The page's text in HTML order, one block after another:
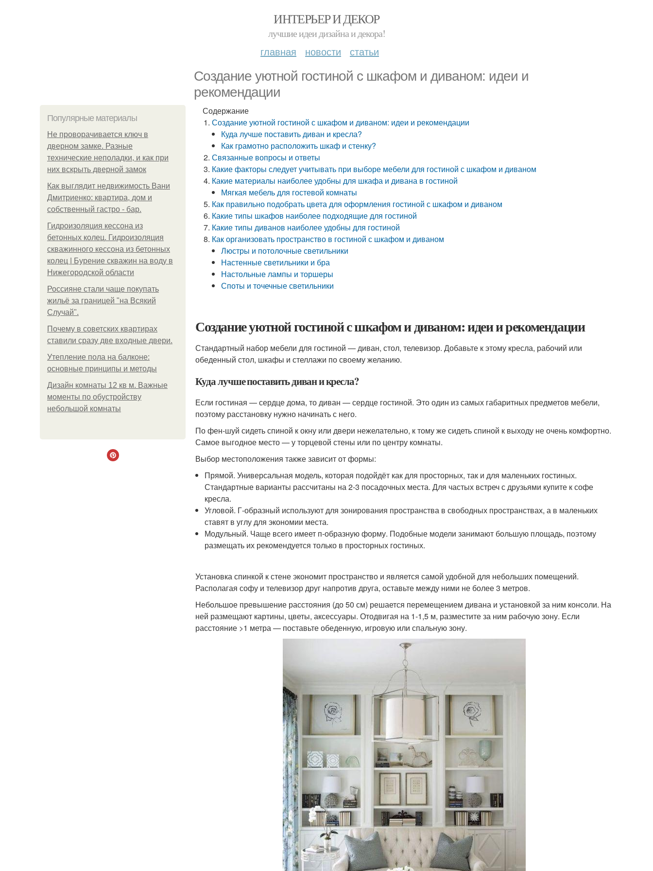
ИНТЕРЬЕР И ДЕКОР
лучшие идеи дизайна и декора!
главная новости статьи
Создание уютной гостиной с шкафом и диваном: идеи и
рекомендации
Популярные материалы
Не проворачивается ключ в
дверном замке. Разные
технические неполадки, и как при
них вскрыть дверной замок
Как выглядит недвижимость Вани
Дмитриенко: квартира, дом и
собственный гастро - бар.
Гидроизоляция кессона из
бетонных колец. Гидроизоляция
скважинного кессона из бетонных
колец | Бурение скважин на воду в
Нижегородской области
Россияне стали чаще покупать
жильё за границей "на Всякий
Случай".
Почему в советских квартирах
ставили сразу две входные двери.
Утепление пола на балконе:
основные принципы и методы
Дизайн комнаты 12 кв м. Важные
моменты по обустройству
небольшой комнаты
Содержание
Создание уютной гостиной с шкафом и диваном: идеи и рекомендации
Куда лучше поставить диван и кресла?
Как грамотно расположить шкаф и стенку?
Связанные вопросы и ответы
Какие факторы следует учитывать при выборе мебели для гостиной с шкафом и диваном
Какие материалы наиболее удобны для шкафа и дивана в гостиной
Мягкая мебель для гостевой комнаты
Как правильно подобрать цвета для оформления гостиной с шкафом и диваном
Какие типы шкафов наиболее подходящие для гостиной
Какие типы диванов наиболее удобны для гостиной
Как организовать пространство в гостиной с шкафом и диваном
Люстры и потолочные светильники
Настенные светильники и бра
Настольные лампы и торшеры
Споты и точечные светильники
Создание уютной гостиной с шкафом и диваном: идеи и рекомендации
Стандартный набор мебели для гостиной — диван, стол, телевизор. Добавьте к этому кресла, рабочий или
обеденный стол, шкафы и стеллажи по своему желанию.
Куда лучше поставить диван и кресла?
Если гостиная — сердце дома, то диван — сердце гостиной. Это один из самых габаритных предметов мебели,
поэтому расстановку нужно начинать с него.
По фен-шуй сидеть спиной к окну или двери нежелательно, к тому же сидеть спиной к выходу не очень комфортно.
Самое выгодное место — у торцевой стены или по центру комнаты.
Выбор местоположения также зависит от формы:
Прямой. Универсальная модель, которая подойдёт как для просторных, так и для маленьких гостиных.
Стандартные варианты рассчитаны на 2-3 посадочных места. Для частых встреч с друзьями купите к софе
кресла.
Угловой. Г-образный используют для зонирования пространства в свободных пространствах, а в маленьких
ставят в углу для экономии места.
Модульный. Чаще всего имеет п-образную форму. Подобные модели занимают большую площадь, поэтому
размещать их рекомендуется только в просторных гостиных.
Установка спинкой к стене экономит пространство и является самой удобной для небольших помещений.
Располагая софу и телевизор друг напротив друга, оставьте между ними не более 3 метров.
Небольшое превышение расстояния (до 50 см) решается перемещением дивана и установкой за ним консоли. На
ней размещают картины, цветы, аксессуары. Отодвигая на 1-1,5 м, разместите за ним рабочую зону. Если
расстояние >1 метра — поставьте обеденную, игровую или спальную зону.